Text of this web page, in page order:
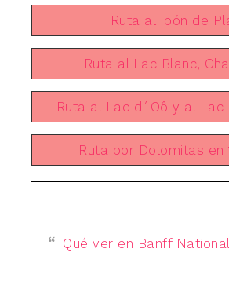
Ruta al Ibón de
Ruta al Lac Blanc,
Ruta al Lac d´Oô y al Lac
Ruta por Dolomitas en
Qué ver en Banff